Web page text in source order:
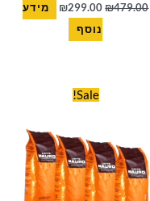
₪479.00
₪299.00
מידע
נוסף
Sale!
המחיר
המקורי
₪388.00.